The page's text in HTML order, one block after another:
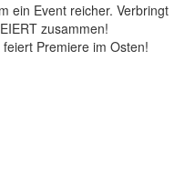
ein Event reicher. Verbringt
zusammen!
Premiere im Osten!